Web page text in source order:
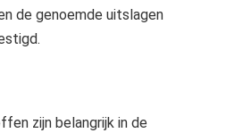
de genoemde uitslagen
zijn belangrijk in de